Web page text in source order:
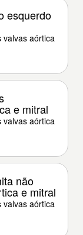
esquerdo
valvas aórtica
e mitral
valvas aórtica
não
e mitral
valvas aórtica